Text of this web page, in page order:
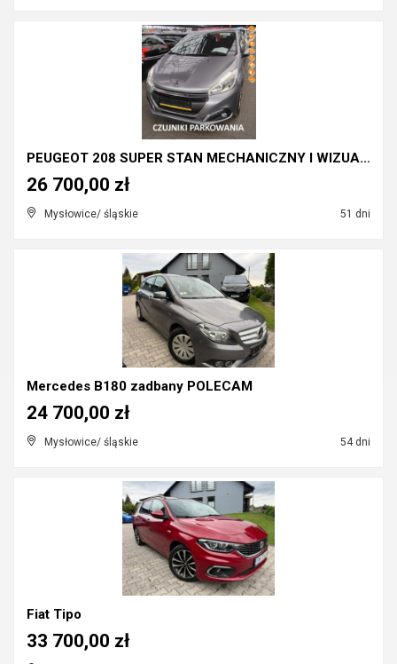
PEUGEOT 208 SUPER STAN MECHANICZNY I WIZUALNY,PO S...
Mysłowice/ śląskie 51 dni
26 700,00 zł
Mercedes B180 zadbany POLECAM
Mysłowice/ śląskie 54 dni
24 700,00 zł
Fiat Tipo
33 700,00 zł